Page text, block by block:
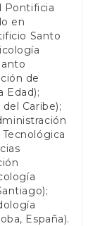
Pontificia
en
Santo
de
Edad);
Caribe);
España).